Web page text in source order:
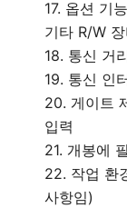
17. 옵션 기
기타 R/W
18. 통신 거
19. 통신 인
20. 게이트
입력
21. 개봉에
22. 작업 환
사항임)